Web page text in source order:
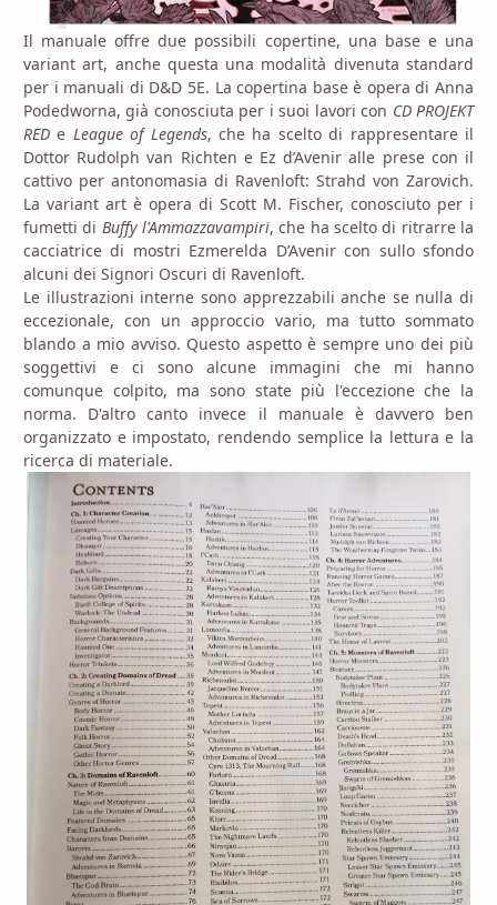
Il manuale offre due possibili copertine, una base e una
variant art, anche questa una modalità divenuta standard
per i manuali di D&D 5E. La copertina base è opera di Anna
Podedworna, già conosciuta per i suoi lavori con CD PROJEKT
RED e League of Legends, che ha scelto di rappresentare il
Dottor Rudolph van Richten e Ez d’Avenir alle prese con il
cattivo per antonomasia di Ravenloft: Strahd von Zarovich.
La variant art è opera di Scott M. Fischer, conosciuto per i
fumetti di Buffy l'Ammazzavampiri, che ha scelto di ritrarre la
cacciatrice di mostri Ezmerelda D’Avenir con sullo sfondo
alcuni dei Signori Oscuri di Ravenloft.
Le illustrazioni interne sono apprezzabili anche se nulla di
eccezionale, con un approccio vario, ma tutto sommato
blando a mio avviso. Questo aspetto è sempre uno dei più
soggettivi e ci sono alcune immagini che mi hanno
comunque colpito, ma sono state più l'eccezione che la
norma. D'altro canto invece il manuale è davvero ben
organizzato e impostato, rendendo semplice la lettura e la
ricerca di materiale.